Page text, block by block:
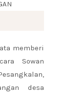
memberi
Sowan
desa